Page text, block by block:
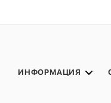
ИНФОРМАЦИЯ